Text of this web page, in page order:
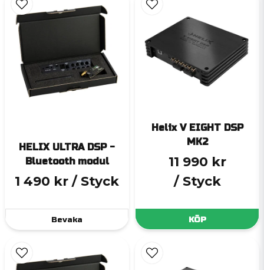
HELIX ULTRA DSP -
Bluetooth modul
1 490 kr / Styck
Bevaka
Helix V EIGHT DSP
MK2
11 990 kr
/ Styck
KÖP